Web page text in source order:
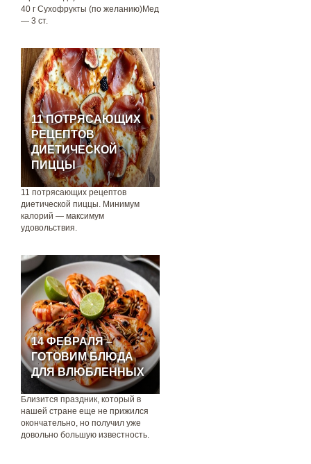
40 г Сухофрукты (по желанию)Мед
— 3 ст.
11 ПОТРЯСАЮЩИХ
РЕЦЕПТОВ
ДИЕТИЧЕСКОЙ
ПИЦЦЫ
11 потрясающих рецептов
диетической пиццы. Минимум
калорий — максимум
удовольствия.
14 ФЕВРАЛЯ –
ГОТОВИМ БЛЮДА
ДЛЯ ВЛЮБЛЕННЫХ
Близится праздник, который в
нашей стране еще не прижился
окончательно, но получил уже
довольно большую известность.